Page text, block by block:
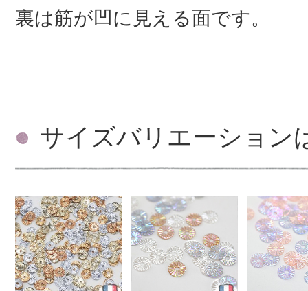
裏は筋が凹に見える面です。
サイズバリエーション